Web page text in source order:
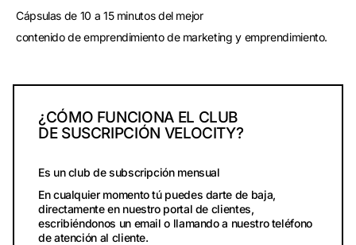
Cápsulas de 10 a 15 minutos del mejor
contenido de emprendimiento de marketing y emprendimiento.
¿CÓMO FUNCIONA EL CLUB
DE SUSCRIPCIÓN VELOCITY?
Es un club de subscripción mensual
En cualquier momento tú puedes darte de baja,
directamente en nuestro portal de clientes,
escribiéndonos un email o llamando a nuestro teléfono
de atención al cliente.